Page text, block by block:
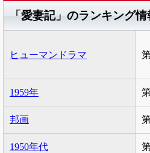
「愛妻記」のランキング情
ヒューマンドラマ
1959年
邦画
1950年代